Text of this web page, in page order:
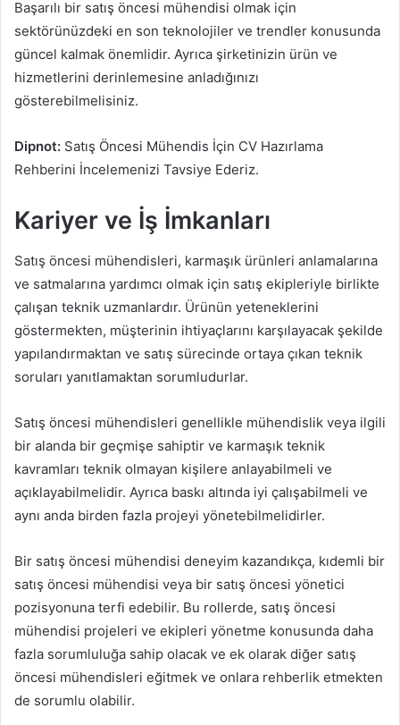
Başarılı bir satış öncesi mühendisi olmak için
sektörünüzdeki en son teknolojiler ve trendler konusunda
güncel kalmak önemlidir. Ayrıca şirketinizin ürün ve
hizmetlerini derinlemesine anladığınızı
gösterebilmelisiniz.
Dipnot: Satış Öncesi Mühendis İçin CV Hazırlama
Rehberini İncelemenizi Tavsiye Ederiz.
Kariyer ve İş İmkanları
Satış öncesi mühendisleri, karmaşık ürünleri anlamalarına
ve satmalarına yardımcı olmak için satış ekipleriyle birlikte
çalışan teknik uzmanlardır. Ürünün yeteneklerini
göstermekten, müşterinin ihtiyaçlarını karşılayacak şekilde
yapılandırmaktan ve satış sürecinde ortaya çıkan teknik
soruları yanıtlamaktan sorumludurlar.
Satış öncesi mühendisleri genellikle mühendislik veya ilgili
bir alanda bir geçmişe sahiptir ve karmaşık teknik
kavramları teknik olmayan kişilere anlayabilmeli ve
açıklayabilmelidir. Ayrıca baskı altında iyi çalışabilmeli ve
aynı anda birden fazla projeyi yönetebilmelidirler.
Bir satış öncesi mühendisi deneyim kazandıkça, kıdemli bir
satış öncesi mühendisi veya bir satış öncesi yönetici
pozisyonuna terfi edebilir. Bu rollerde, satış öncesi
mühendisi projeleri ve ekipleri yönetme konusunda daha
fazla sorumluluğa sahip olacak ve ek olarak diğer satış
öncesi mühendisleri eğitmek ve onlara rehberlik etmekten
de sorumlu olabilir.